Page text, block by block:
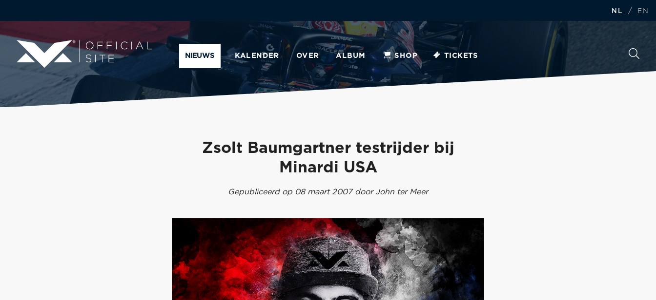
NL / EN
NIEUWS KALENDER OVER ALBUM SHOP TICKETS
Zsolt Baumgartner testrijder bij
Minardi USA
Gepubliceerd op 08 maart 2007 door John ter Meer